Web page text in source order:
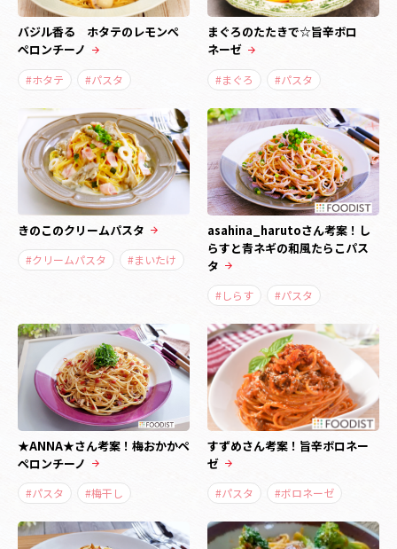
バジル香る ホタテのレモンぺ
ペロンチーノ
#ホタテ #パスタ
まぐろのたたきで☆旨辛ボロ
ネーゼ
#まぐろ #パスタ
きのこのクリームパスタ
#クリームパスタ #まいたけ
asahina_harutoさん考案！し
らすと青ネギの和風たらこパス
タ
#しらす #パスタ
★ANNA★さん考案！梅おかかペ
ペロンチーノ
#パスタ #梅干し
すずめさん考案！旨辛ボロネー
ゼ
#パスタ #ボロネーゼ